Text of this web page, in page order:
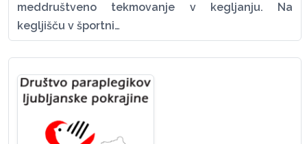
meddruštveno tekmovanje v kegljanju. Na
kegljišču v športni…